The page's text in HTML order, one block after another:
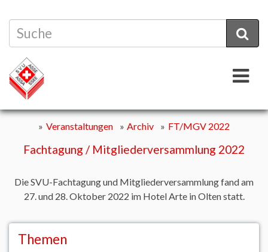
Veranstaltungen Archiv FT/MGV 2022
Fachtagung / Mitgliederversammlung 2022
Die SVU-Fachtagung und Mitgliederversammlung fand am
27. und 28. Oktober 2022 im Hotel Arte in Olten statt.
Themen